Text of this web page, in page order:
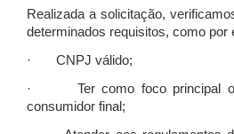
Realizada a solicitação,
determinados requisitos, como por
· CNPJ válido;
· Ter como foco principal o
consumidor final;